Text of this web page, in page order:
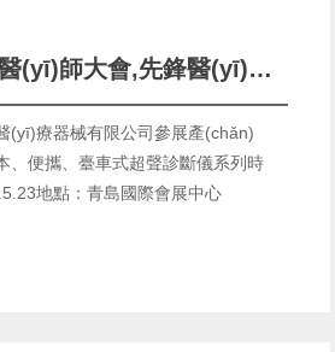
第15屆·青島獸醫(yī)師大會,先鋒醫(yī)療誠邀您的到來(2023.5.21-2023.5.23)
(yī)療器械有限公司參展產(chǎn)
、便攜、臺車式超聲診斷儀系列時
地點：青島國際會展中心